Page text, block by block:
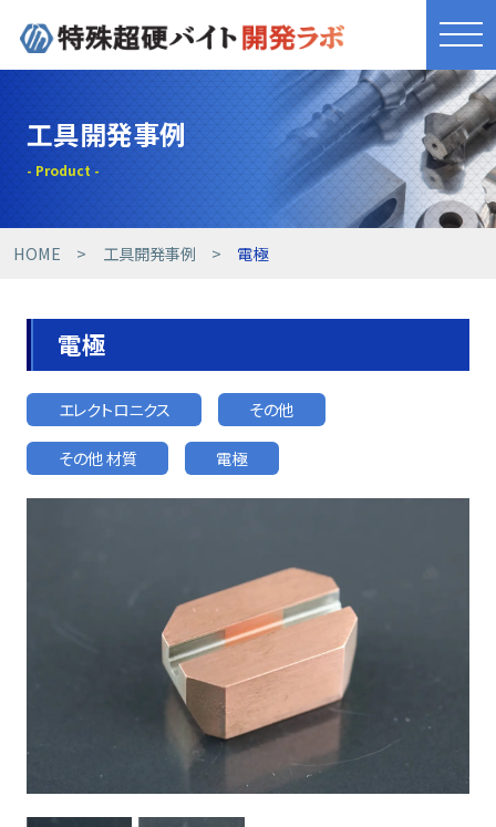
きれものづくり
商品・サービス
工具開発事例
技術コラム
設備紹介
お客様の声
0274-62-1744
（平日：9:00 ~ 17:00)
オンライン工場見学
工具開発事例
HOME 工具開発事例 電極
電極
エレクトロニクス その他
その他 材質 電極